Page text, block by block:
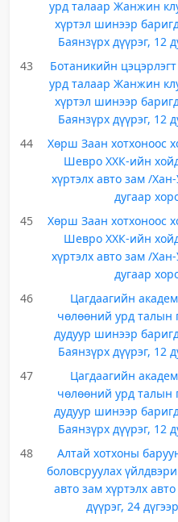
урд талаар Жанжин
хүртэл шинээр
Баянзүрх дүүрэг, 12
43
Ботаникийн
урд талаар Жанжин
хүртэл шинээр
Баянзүрх дүүрэг, 12
44
Хөрш Заан хотхоноос
Шевро ХХК-ийн
хүртэлх авто зам /
дугаар
45
Хөрш Заан хотхоноос
Шевро ХХК-ийн
хүртэлх авто зам /
дугаар
46
Цагдаагийн
чөлөөний урд талын
дудуур шинээр
Баянзүрх дүүрэг, 12
47
Цагдаагийн
чөлөөний урд талын
дудуур шинээр
Баянзүрх дүүрэг, 12
48
Алтай хотхоны
боловсруулах
авто зам хүртэлх
дүүрэг, 24